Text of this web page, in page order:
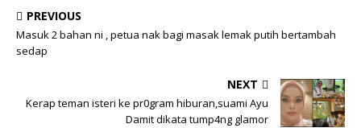
PREVIOUS
Masuk 2 bahan ni , petua nak bagi masak lemak putih bertambah
sedap
NEXT
Kerap teman isteri ke pr0gram hiburan,suami Ayu
Damit dikata tump4ng glamor